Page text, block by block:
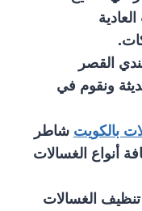
القصر
ونقوم في
بالكويت شاطر
أنواع الغسالات
الغسالات